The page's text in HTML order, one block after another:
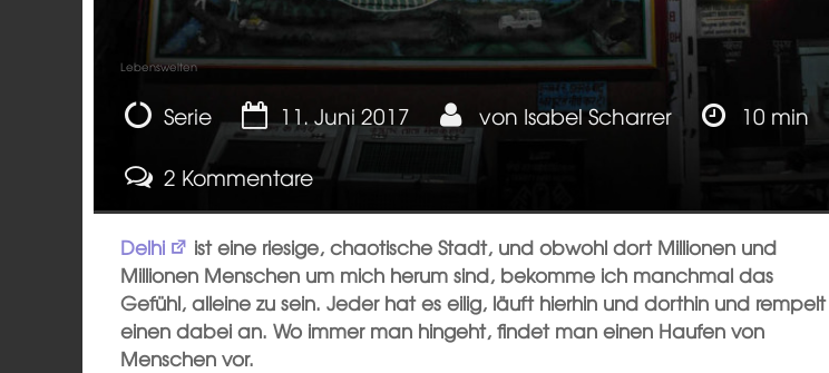
Lebenswelten
Serie 11. Juni 2017 von Isabel Scharrer
10 min
2 Kommentare
Delhi
ist eine riesige, chaotische Stadt, und obwohl dort Millionen und
Millionen Menschen um mich herum sind, bekomme ich manchmal das
Gefühl, alleine zu sein. Jeder hat es eilig, läuft hierhin und dorthin und rempelt
einen dabei an. Wo immer man hingeht, findet man einen Haufen von
Menschen vor.